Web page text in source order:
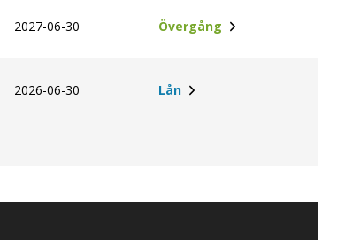
2027-06-30 Övergång
2026-06-30 Lån